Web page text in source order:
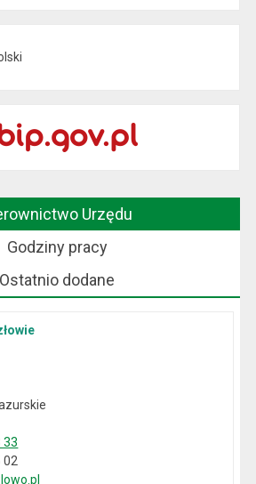
Urzędu
Godziny pracy
Ostatnio dodane
33
02